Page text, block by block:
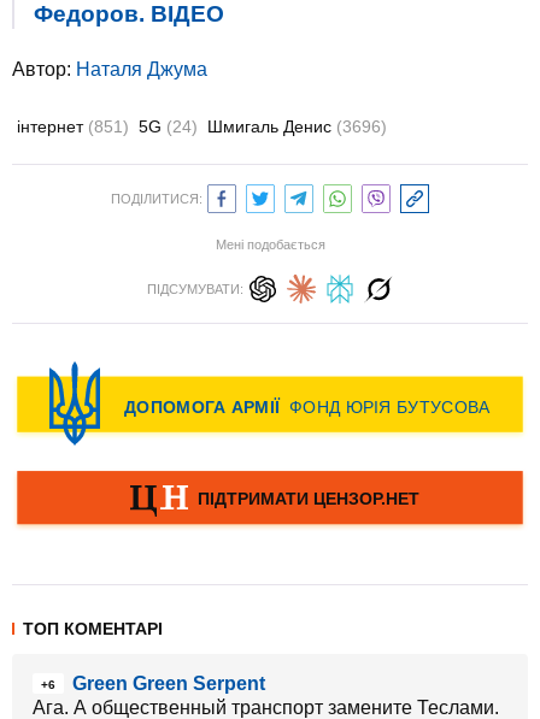
Федоров. ВIДЕО
Автор: Наталя Джума
інтернет (851) 5G (24) Шмигаль Денис (3696)
ПОДІЛИТИСЯ:
Мені подобається
ПІДСУМУВАТИ:
ТОП КОМЕНТАРІ
+6
Green Green Serpent
Ага. А общественный транспорт замените Теслами.